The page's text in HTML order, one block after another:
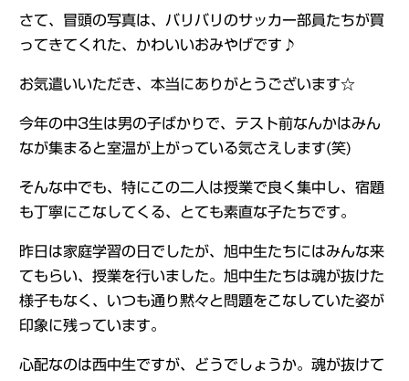
さて、冒頭の写真は、バリバリのサッカー部員たちが買
ってきてくれた、かわいいおみやげです♪
お気遣いいただき、本当にありがとうございます☆
今年の中3生は男の子ばかりで、テスト前なんかはみん
なが集まると室温が上がっている気さえします(笑)
そんな中でも、特にこの二人は授業で良く集中し、宿題
も丁寧にこなしてくる、とても素直な子たちです。
昨日は家庭学習の日でしたが、旭中生たちにはみんな来
てもらい、授業を行いました。旭中生たちは魂が抜けた
様子もなく、いつも通り黙々と問題をこなしていた姿が
印象に残っています。
心配なのは西中生ですが、どうでしょうか。魂が抜けて